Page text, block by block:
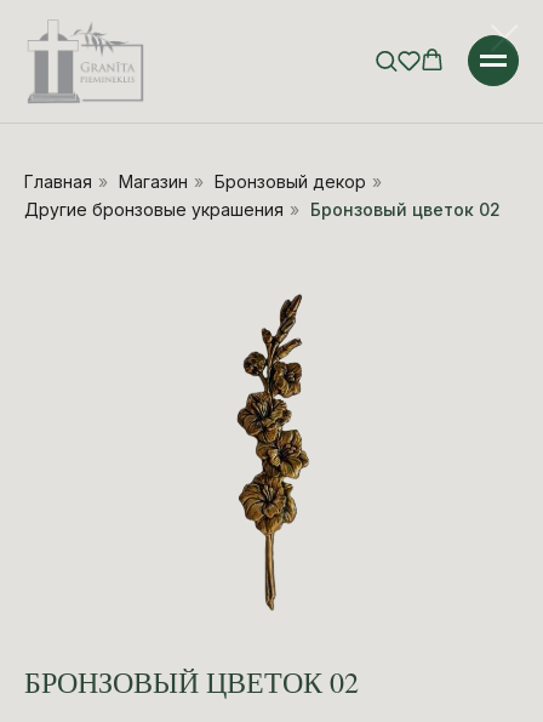
Главная » Магазин » Бронзовый декор »
Другие бронзовые украшения » Бронзовый цветок 02
БРОНЗОВЫЙ ЦВЕТОК 02